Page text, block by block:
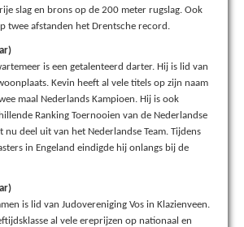
slag en brons op de 200 meter rugslag. Ook
twee afstanden het Drentsche record.
is een getalenteerd darter. Hij is lid van
Kevin heeft al vele titels op zijn naam
maal Nederlands Kampioen. Hij is ook
Ranking Toernooien van de Nederlandse
nu deel uit van het Nederlandse Team. Tijdens
in Engeland eindigde hij onlangs bij de
is lid van Judovereniging Vos in Klazienveen.
al vele ereprijzen op nationaal en